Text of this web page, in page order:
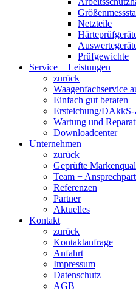
Netzteile
Prüfgewichte
Service + Leistungen
zurück
Waagenfachservice
Einfach gut beraten
Ersteichung/
Wartung und
Downloadcenter
Unternehmen
zurück
Geprüfte
Team +
Referenzen
Partner
Aktuelles
Kontakt
zurück
Kontaktanfrage
Anfahrt
Impressum
Datenschutz
AGB